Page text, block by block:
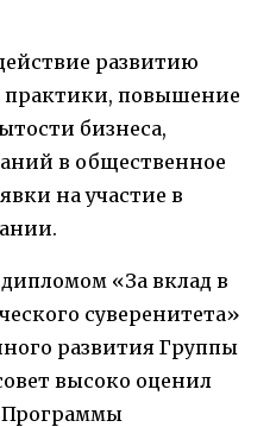
развитию
практики, повышение
бизнеса,
в общественное
на участие в
«За вклад в
суверенитета»
развития Группы
высоко оценил
Программы